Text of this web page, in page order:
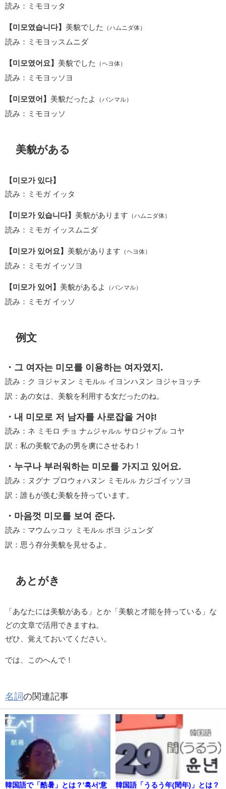
読み：ミモヨッタ
【미모였습니다】 美貌でした （ハムニダ体）
読み：ミモヨッスムニダ
【미모였어요】 美貌でした （ヘヨ体）
読み：ミモヨッソヨ
【미모였어】 美貌だったよ （パンマル）
読み：ミモヨッソ
美貌がある
【미모가 있다】
読み：ミモガ イッタ
【미모가 있습니다】 美貌があります （ハムニダ体）
読み：ミモガ イッスムニダ
【미모가 있어요】 美貌があります （ヘヨ体）
読み：ミモガ イッソヨ
【미모가 있어】 美貌があるよ （パンマル）
読み：ミモガ イッソ
例文
・그 여자는 미모를 이용하는 여자였지.
読み：ク ヨジャヌン ミモルル イヨンハヌン ヨジャヨッチ
訳：あの女は、美貌を利用する女だったのね。
・내 미모로 저 남자를 사로잡을 거야!
読み：ネ ミモロ チョ ナ ムジャルル サロジャブル コヤ
訳：私の美貌であの男を虜にさせるわ！
・누구나 부러워하는 미모를 가지고 있어요.
読み：ヌグナ プロウォハヌン ミモルル カジゴイッソヨ
訳：誰もが羨む美貌を持っています。
・마음껏 미모를 보여 준다.
読み：マウムッコッ ミモルル ポヨ ジュンダ
訳：思う存分美貌を見せるよ。
あとがき
「あなたには美貌がある」とか「美貌と才能を持っている」な
どの文章で活用できますね。
ぜひ、覚えておいてください。
では、このへんで！
名詞の関連記事
韓国語で「酷暑」とは？'혹서'意
韓国語「うるう年(閏年)」とは？